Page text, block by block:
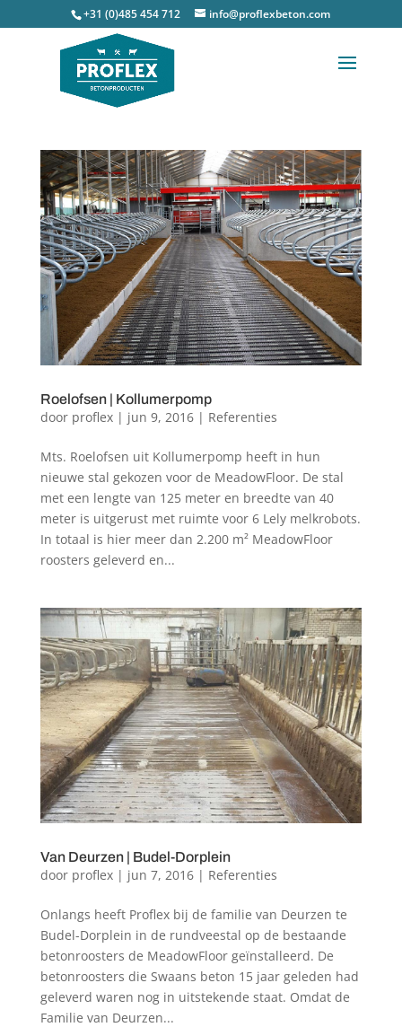
+31 (0)485 454 712 info@proflexbeton.com
Roelofsen | Kollumerpomp
door proflex| jun 9, 2016| Referenties
Mts. Roelofsen uit Kollumerpomp heeft in hun
nieuwe stal gekozen voor de MeadowFloor. De stal
met een lengte van 125 meter en breedte van 40
meter is uitgerust met ruimte voor 6 Lely melkrobots.
In totaal is hier meer dan 2.200 m² MeadowFloor
roosters geleverd en...
Van Deurzen | Budel-Dorplein
door proflex| jun 7, 2016| Referenties
Onlangs heeft Proflex bij de familie van Deurzen te
Budel-Dorplein in de rundveestal op de bestaande
betonroosters de MeadowFloor geïnstalleerd. De
betonroosters die Swaans beton 15 jaar geleden had
geleverd waren nog in uitstekende staat. Omdat de
Familie van Deurzen...